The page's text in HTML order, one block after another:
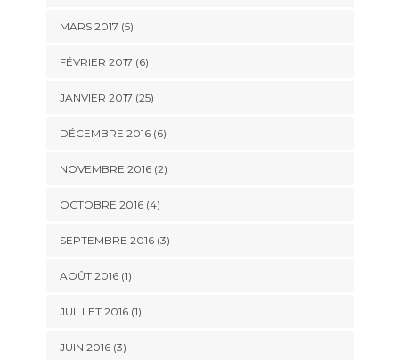
MARS 2017 (5)
FÉVRIER 2017 (6)
JANVIER 2017 (25)
DÉCEMBRE 2016 (6)
NOVEMBRE 2016 (2)
OCTOBRE 2016 (4)
SEPTEMBRE 2016 (3)
AOÛT 2016 (1)
JUILLET 2016 (1)
JUIN 2016 (3)